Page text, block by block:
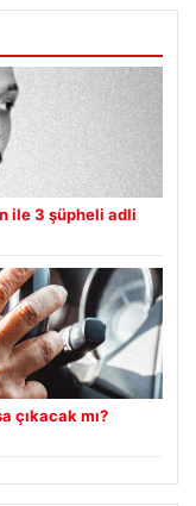
ile 3 şüpheli adli
çıkacak mı?